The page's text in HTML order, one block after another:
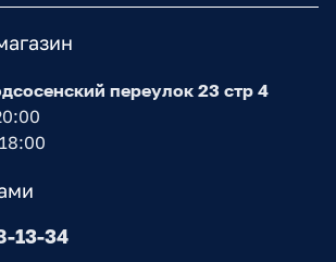
переулок 23 стр 4
13-34